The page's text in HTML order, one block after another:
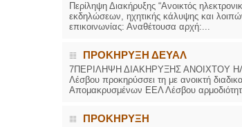
Περίληψη Διακήρυξης “Ανοικτός
εκδηλώσεων, ηχητικής κάλυψης και
επικοινωνίας: Αναθέτουσα αρχή:...
ΠΡΟΚΗΡΥΞΗ ΔΕΥΑΛ
7ΠΕΡΙΛΗΨΗ ΔΙΑΚΗΡΥΞΗΣ ΑΝΟΙΧΤΟΥ
Λέσβου προκηρύσσει τη με ανοικτή
Απομακρυσμένων ΕΕΛ Λέσβου
ΠΡΟΚΗΡΥΞΗ